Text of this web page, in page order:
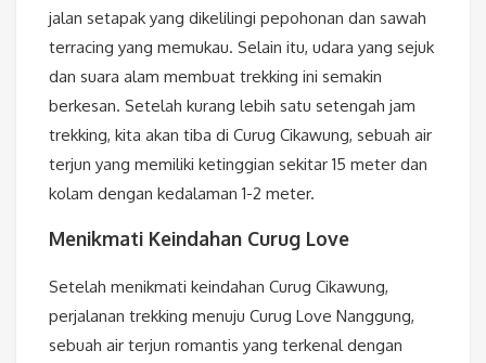
jalan setapak yang dikelilingi pepohonan dan sawah
terracing yang memukau. Selain itu, udara yang sejuk
dan suara alam membuat trekking ini semakin
berkesan. Setelah kurang lebih satu setengah jam
trekking, kita akan tiba di Curug Cikawung, sebuah air
terjun yang memiliki ketinggian sekitar 15 meter dan
kolam dengan kedalaman 1-2 meter.
Menikmati Keindahan Curug Love
Setelah menikmati keindahan Curug Cikawung,
perjalanan trekking menuju Curug Love Nanggung,
sebuah air terjun romantis yang terkenal dengan